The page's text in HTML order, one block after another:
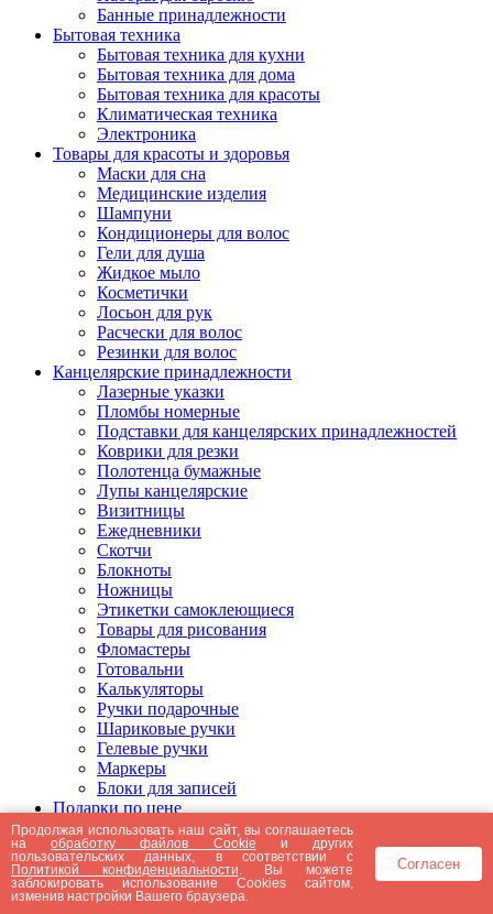
Банные принадлежности
Бытовая техника
Бытовая техника для кухни
Бытовая техника для дома
Бытовая техника для красоты
Климатическая техника
Электроника
Товары для красоты и здоровья
Маски для сна
Медицинские изделия
Шампуни
Кондиционеры для волос
Гели для душа
Жидкое мыло
Косметички
Лосьон для рук
Расчески для волос
Резинки для волос
Канцелярские принадлежности
Лазерные указки
Пломбы номерные
Подставки для канцелярских принадлежностей
Коврики для резки
Полотенца бумажные
Лупы канцелярские
Визитницы
Ежедневники
Скотчи
Блокноты
Ножницы
Этикетки самоклеющиеся
Товары для рисования
Фломастеры
Готовальни
Калькуляторы
Ручки подарочные
Шариковые ручки
Гелевые ручки
Маркеры
Блоки для записей
Подарки по цене
Подарки от 5000 рублей
Подарки до 5000 рублей
Подарки до 3000 рублей
Подарки до 2000 рублей
Подарки до 1000 рублей
Продолжая использовать наш сайт, вы соглашаетесь
наобработку файлов Cookie и других
пользовательских данных, в соответствии с
Политикой конфиденциальности . Вы можете
заблокировать использование Cookies сайтом,
изменив настройки Вашего браузера.
Согласен